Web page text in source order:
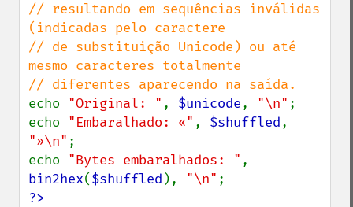
// resultando em sequências inválidas
(indicadas pelo caractere
// de substituição Unicode) ou até
mesmo caracteres totalmente
echo "Original: " , $unicode, "\n" ;
echo "Embaralhado: «" , $shuffled
"»\n" ;
echo "Bytes embaralhados: "
bin2hex($shuffled ), "\n"
?>